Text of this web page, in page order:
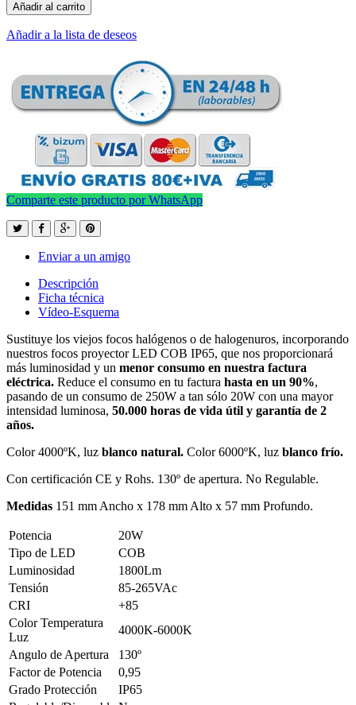
Añadir al carrito
Añadir a la lista de deseos
Comparte este producto por WhatsApp
Enviar a un amigo
Descripción
Ficha técnica
Vídeo-Esquema
Sustituye los viejos focos halógenos o de halogenuros, incorporando
nuestros focos proyector LED COB IP65, que nos proporcionará
más luminosidad y un menor consumo en nuestra factura
eléctrica. Reduce el consumo en tu factura hasta en un 90%,
pasando de un consumo de 250W a tan sólo 20W con una mayor
intensidad luminosa, 50.000 horas de vida útil y garantía de 2
años.
Color 4000ºK, luz blanco natural. Color 6000ºK, luz blanco frío.
Con certificación CE y Rohs. 130º de apertura. No Regulable.
Medidas 151 mm Ancho x 178 mm Alto x 57 mm Profundo.
Potencia
20W
Tipo de LED
COB
Luminosidad
1800Lm
Tensión
85-265VAc
CRI
+85
Color Temperatura
Luz
4000K-6000K
Angulo de Apertura
130º
Factor de Potencia
0,95
Grado Protección
IP65